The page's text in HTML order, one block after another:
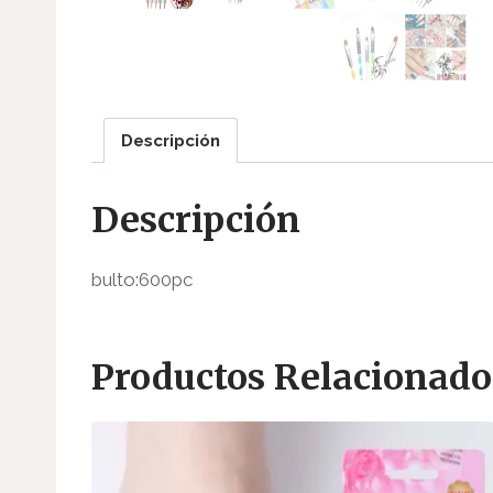
Descripción
Descripción
bulto:600pc
Productos